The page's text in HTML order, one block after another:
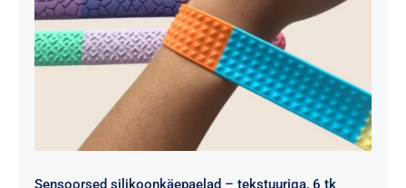
Sensoorsed silikoonkäepaelad – tekstuuriga, 6 tk